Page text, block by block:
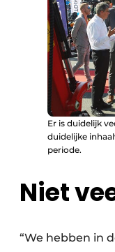
Er is duidelijk
duidelijke
periode.
Niet
“We hebben in